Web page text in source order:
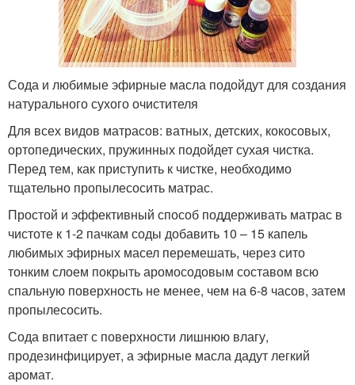
Сода и любимые эфирные масла подойдут для создания
натурального сухого очистителя
Для всех видов матрасов: ватных, детских, кокосовых,
ортопедических, пружинных подойдет сухая чистка.
Перед тем, как приступить к чистке, необходимо
тщательно пропылесосить матрас.
Простой и эффективный способ поддерживать матрас в
чистоте к 1-2 пачкам соды добавить 10 – 15 капель
любимых эфирных масел перемешать, через сито
тонким слоем покрыть аромосодовым составом всю
спальную поверхность не менее, чем на 6-8 часов, затем
пропылесосить.
Сода впитает с поверхности лишнюю влагу,
продезинфицирует, а эфирные масла дадут легкий
аромат.